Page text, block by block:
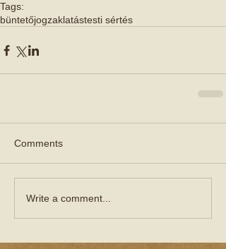
Tags:
büntetőjogzaklatástesti sértés
Comments
Write a comment...